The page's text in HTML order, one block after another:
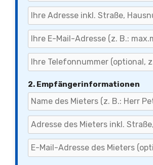
2. Empfängerinformationen